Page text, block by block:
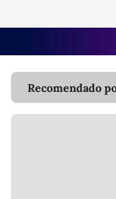
Recomendado